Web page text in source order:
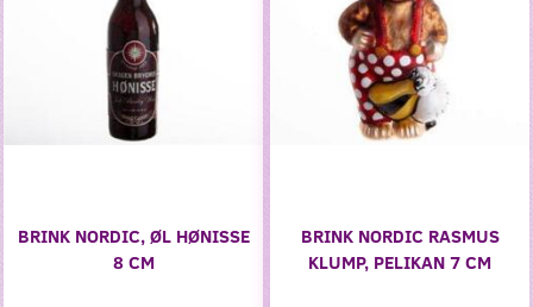
BRINK NORDIC, ØL HØNISSE
8 CM
BRINK NORDIC RASMUS
KLUMP, PELIKAN 7 CM